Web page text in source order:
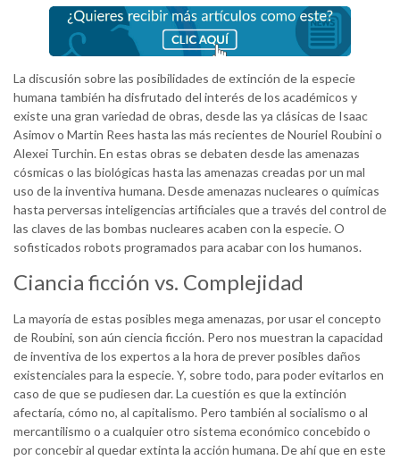
La discusión sobre las posibilidades de extinción de la especie
humana también ha disfrutado del interés de los académicos y
existe una gran variedad de obras, desde las ya clásicas de Isaac
Asimov o Martin Rees hasta las más recientes de Nouriel Roubini o
Alexei Turchin. En estas obras se debaten desde las amenazas
cósmicas o las biológicas hasta las amenazas creadas por un mal
uso de la inventiva humana. Desde amenazas nucleares o químicas
hasta perversas inteligencias artificiales que a través del control de
las claves de las bombas nucleares acaben con la especie. O
sofisticados robots programados para acabar con los humanos.
Ciancia ficción vs. Complejidad
La mayoría de estas posibles mega amenazas, por usar el concepto
de Roubini, son aún ciencia ficción. Pero nos muestran la capacidad
de inventiva de los expertos a la hora de prever posibles daños
existenciales para la especie. Y, sobre todo, para poder evitarlos en
caso de que se pudiesen dar. La cuestión es que la extinción
afectaría, cómo no, al capitalismo. Pero también al socialismo o al
mercantilismo o a cualquier otro sistema económico concebido o
por concebir al quedar extinta la acción humana. De ahí que en este